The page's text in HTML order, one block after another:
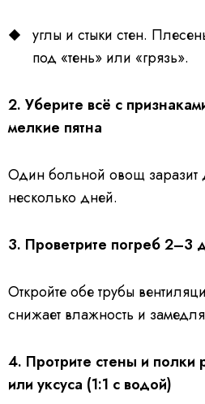
углы и стыки стен.
под «тень» или «грязь».
2. Уберите всё с
мелкие пятна
Один больной овощ заразит
несколько дней.
3. Проветрите погреб 2–3
Откройте обе трубы
снижает влажность и
4. Протрите стены и полки
или уксуса (1:1 с водой)